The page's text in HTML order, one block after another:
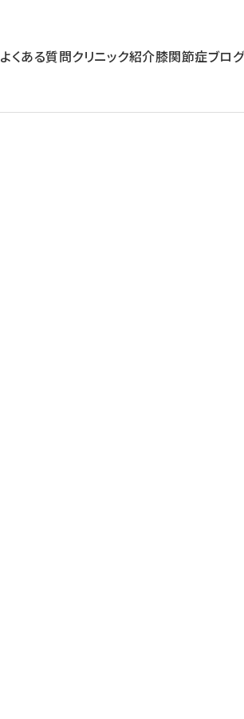
よくある質問クリニック紹介膝関節症ブログ